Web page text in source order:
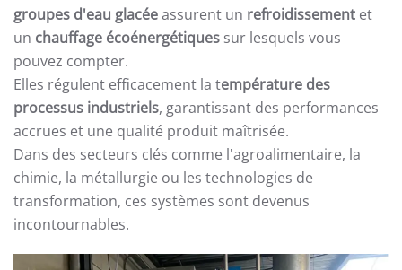
groupes d'eau glacéeassurent un refroidissement et
un chauffage écoénergétiques sur lesquels vous
pouvez compter.
Elles régulent efficacement la température des
processus industriels, garantissant des performances
accrues et une qualité produit maîtrisée.
Dans des secteurs clés comme l'agroalimentaire, la
chimie, la métallurgie ou les technologies de
transformation, ces systèmes sont devenus
incontournables.